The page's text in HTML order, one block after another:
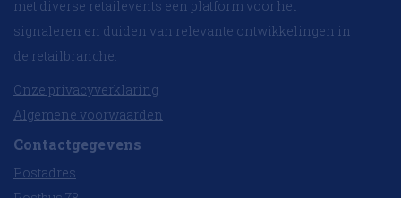
met diverse retailevents een platform voor het
signaleren en duiden van relevante ontwikkelingen in
de retailbranche.
Onze privacyverklaring
Algemene voorwaarden
Contactgegevens
Postadres